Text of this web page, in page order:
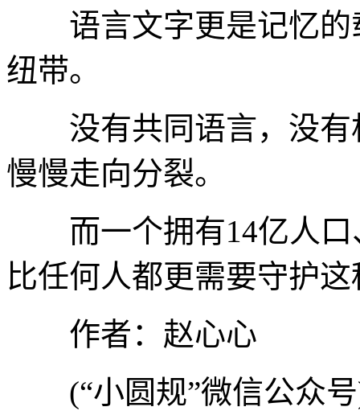
语言文字更是记忆的
纽带。
没有共同语言，没有
慢慢走向分裂。
而一个拥有14亿人口
比任何人都更需要守护
作者：赵心心
(“小圆规”微信公众